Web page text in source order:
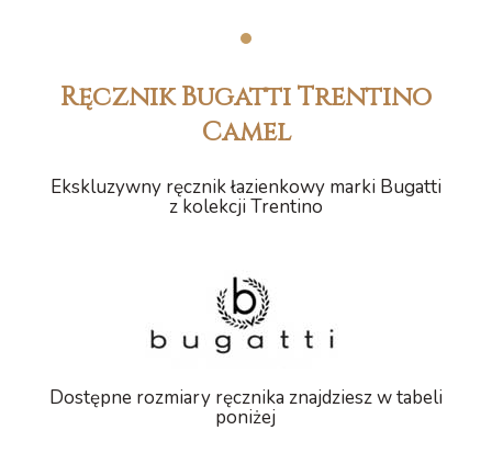
1
Ręcznik Bugatti Trentino
Camel
Ekskluzywny ręcznik łazienkowy marki Bugatti
z kolekcji Trentino
Dostępne rozmiary ręcznika znajdziesz w tabeli
poniżej